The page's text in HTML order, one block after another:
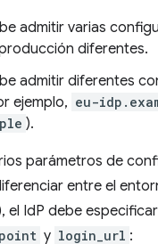
admitir varias
diferentes.
admitir diferentes
ejemplo, eu-
).
parámetros de
entre el
el IdP debe especificar
y login_url :